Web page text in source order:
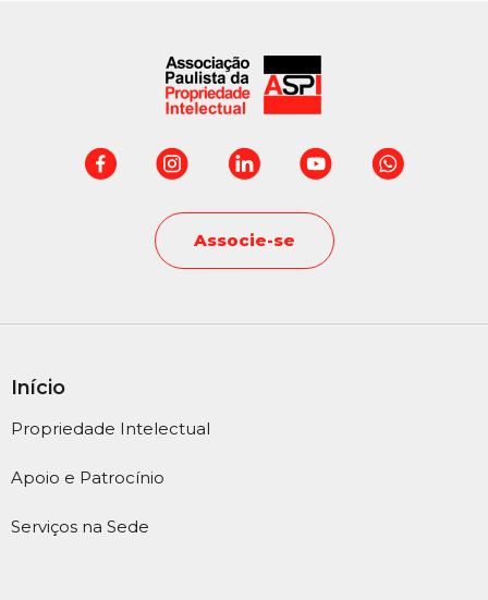
Associe-se
Início
Propriedade Intelectual
Apoio e Patrocínio
Serviços na Sede